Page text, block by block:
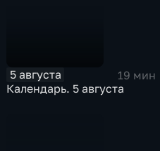
5 августа
19 мин
Календарь. 5 августа